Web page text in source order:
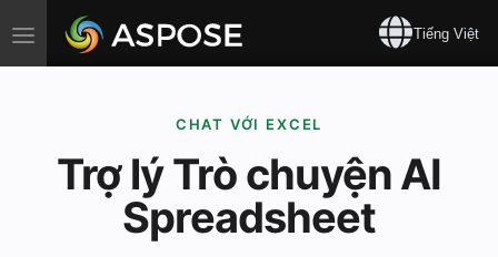
Toggle
navigation
Tiếng Việt
CHAT VỚI EXCEL
Trợ lý Trò chuyện AI
Spreadsheet